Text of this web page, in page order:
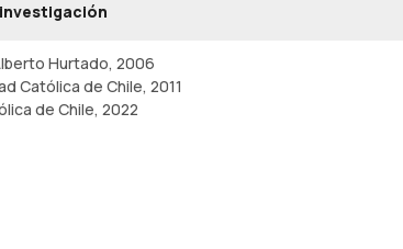
Hurtado, 2006
Católica de Chile, 2011
de Chile, 2022